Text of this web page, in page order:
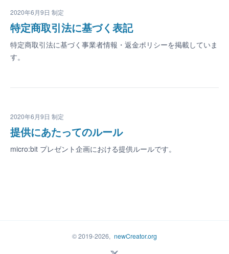
2020年6月9日 制定
特定商取引法に基づく表記
特定商取引法に基づく事業者情報・返金ポリシーを掲載していま
す。
2020年6月9日 制定
提供にあたってのルール
micro:bit プレゼント企画における提供ルールです。
© 2019-2026, newCreator.org